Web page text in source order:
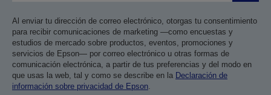
Al enviar tu dirección de correo electrónico, otorgas tu consentimiento
para recibir comunicaciones de marketing —como encuestas y
estudios de mercado sobre productos, eventos, promociones y
servicios de Epson— por correo electrónico u otras formas de
comunicación electrónica, a partir de tus preferencias y del modo en
que usas la web, tal y como se describe en la Declaración de
información sobre privacidad de Epson.